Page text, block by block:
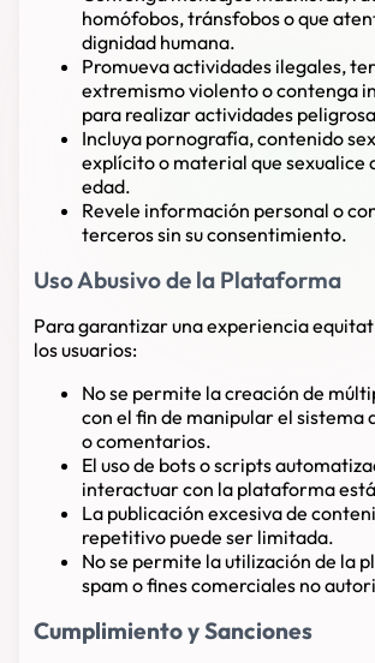
homófobos, tránsfobos o que
dignidad humana.
Promueva actividades ilegales,
extremismo violento o contenga
para realizar actividades
Incluya pornografía, contenido
explícito o material que sexualice
edad.
Revele información personal o
terceros sin su consentimiento.
Uso Abusivo de la Plataforma
Para garantizar una experiencia
los usuarios:
No se permite la creación de
con el fin de manipular el sistema
o comentarios.
El uso de bots o scripts
interactuar con la plataforma
La publicación excesiva de
repetitivo puede ser limitada.
No se permite la utilización de la
spam o fines comerciales no
Cumplimiento y Sanciones